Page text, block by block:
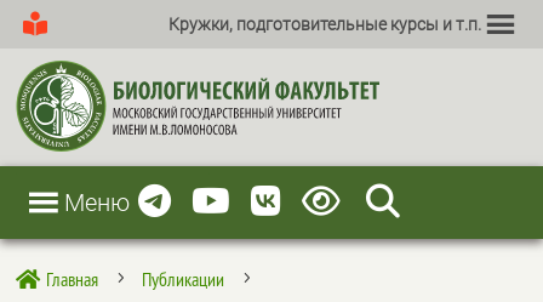
Кружки, подготовительные курсы и т.п.
Меню
 Главная 5 Публикации 5